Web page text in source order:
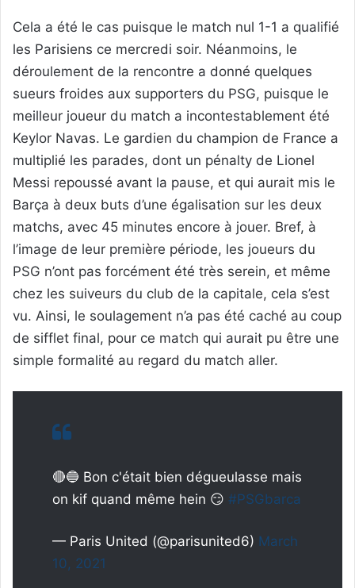
Cela a été le cas puisque le match nul 1-1 a qualifié
les Parisiens ce mercredi soir. Néanmoins, le
déroulement de la rencontre a donné quelques
sueurs froides aux supporters du PSG, puisque le
meilleur joueur du match a incontestablement été
Keylor Navas. Le gardien du champion de France a
multiplié les parades, dont un pénalty de Lionel
Messi repoussé avant la pause, et qui aurait mis le
Barça à deux buts d’une égalisation sur les deux
matchs, avec 45 minutes encore à jouer. Bref, à
l’image de leur première période, les joueurs du
PSG n’ont pas forcément été très serein, et même
chez les suiveurs du club de la capitale, cela s’est
vu. Ainsi, le soulagement n’a pas été caché au coup
de sifflet final, pour ce match qui aurait pu être une
simple formalité au regard du match aller.
🔴🔵 Bon c'était bien dégueulasse mais
on kif quand même hein 😏 #PSGbarca
— Paris United (@parisunited6) March
10, 2021